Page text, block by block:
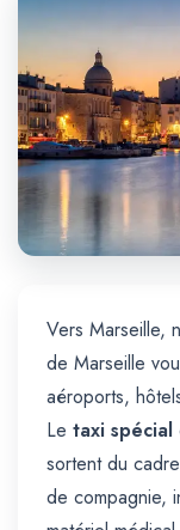
Vers Marseille,
de Marseille
aéroports,
Le taxi spécial
sortent du
de compagnie,